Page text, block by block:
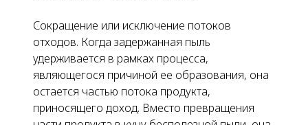
Сокращение или исключение потоков
отходов. Когда задержанная пыль
удерживается в рамках процесса,
являющегося причиной ее образования, она
остается частью потока продукта,
приносящего доход. Вместо превращения